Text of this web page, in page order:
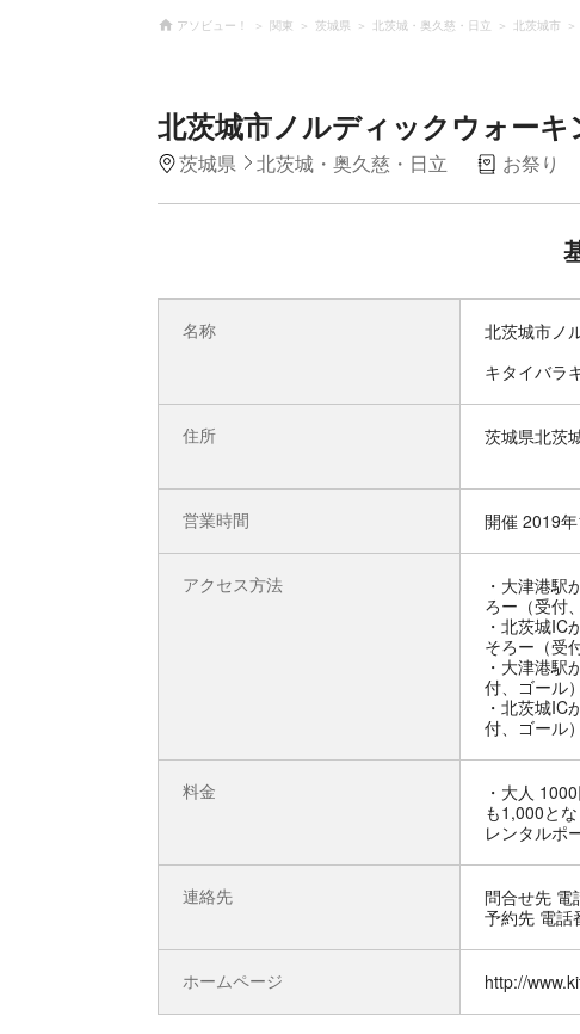
アソビュー！ 関東 茨城県 北茨城・奥久慈・日立 北茨城市
北茨城市ノルディックウォーキ
茨城県 北茨城・奥久慈・日立 お祭り
名称
北茨城市ノ
キタイバラ
住所 茨城県北茨
営業時間 開催 2019
アクセス方法
・大津港
ろー（受付
・北茨城
そろー（受
・大津港駅
付、ゴール）
・北茨城IC
付、ゴール）
料金
・大人
も1,000と
レンタルポ
連絡先
問合せ先 電
予約先 電話
ホームページ http://